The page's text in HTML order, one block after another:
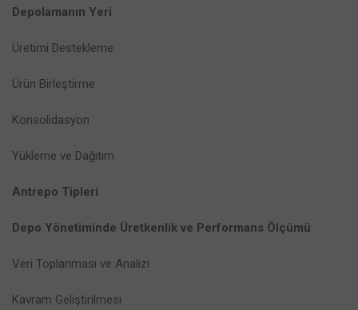
Depolamanın Yeri
Üretimi Destekleme
Ürün Birleştirme
Konsolidasyon
Yükleme ve Dağıtım
Antrepo Tipleri
Depo Yönetiminde Üretkenlik ve Performans Ölçümü
Veri Toplanması ve Analizi
Kavram Geliştirilmesi